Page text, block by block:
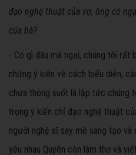
đạo nghệ thuật của vợ, ông có
của bà?
- Có gì đâu mà ngại, chúng tôi rất
những ý kiến về cách biểu diễn,
chưa thông suốt là lập tức chúng
trọng ý kíến chỉ đạo nghệ thuật
người nghệ sĩ say mê sáng tạo
yêu nhau Quyên còn làm thơ và